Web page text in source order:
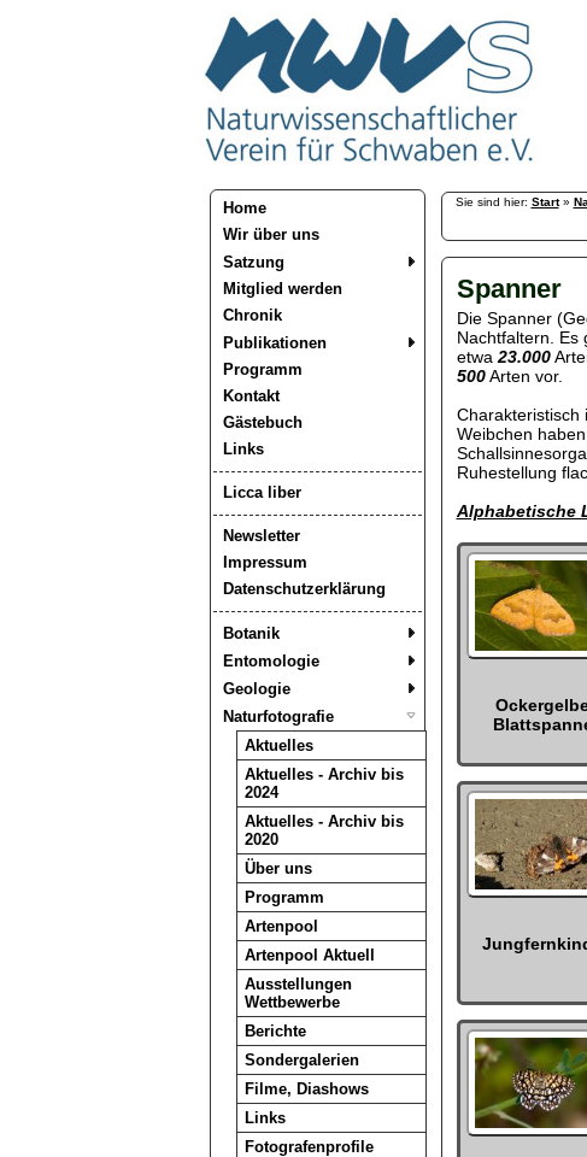
Home
Wir über uns
Satzung
Mitglied werden
Chronik
Publikationen
Programm
Kontakt
Gästebuch
Links
Licca liber
Newsletter
Impressum
Datenschutzerklärung
Botanik
Entomologie
Geologie
Naturfotografie
Aktuelles
Aktuelles - Archiv bis
2024
Aktuelles - Archiv bis
2020
Über uns
Programm
Artenpool
Artenpool Aktuell
Ausstellungen
Wettbewerbe
Berichte
Sondergalerien
Filme, Diashows
Links
Fotografenprofile
Sie sind hier: Start»
Spanner
Die Spanner
Nachtfaltern. Es
etwa 23.000
500Arten vor.
Charakteristisch
Weibchen
Ruhestellung
Alphabetische